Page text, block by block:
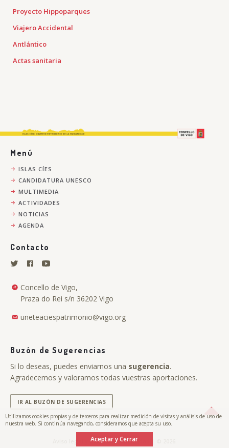
Proyecto Hippoparques
Viajero Accidental
Antlántico
Actas sanitaria
Menú
ISLAS CÍES
CANDIDATURA UNESCO
MULTIMEDIA
ACTIVIDADES
NOTICIAS
AGENDA
Contacto
Concello de Vigo,
Praza do Rei s/n 36202 Vigo
uneteaciespatrimonio@vigo.org
Buzón de Sugerencias
Si lo deseas, puedes enviarnos una sugerencia.
Agradecemos y valoramos todas vuestras aportaciones.
IR AL BUZÓN DE SUGERENCIAS
Aviso legal y Política de privacidad
Utilizamos cookies propias y de terceros para realizar medición de visitas y análisis de uso de
nuestra web. Si continúa navegando, consideramos que acepta su uso.
Aceptar y Cerrar